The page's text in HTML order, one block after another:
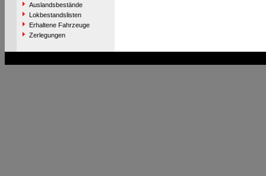
Auslandsbestände
Lokbestandslisten
Erhaltene Fahrzeuge
Zerlegungen